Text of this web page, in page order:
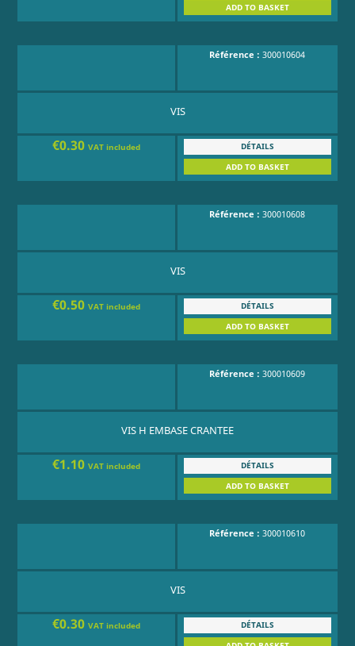
ADD TO BASKET
Référence :300010604
VIS
€0.30VAT included
DÉTAILS
ADD TO BASKET
Référence :300010608
VIS
€0.50VAT included
DÉTAILS
ADD TO BASKET
Référence :300010609
VIS H EMBASE CRANTEE
€1.10VAT included
DÉTAILS
ADD TO BASKET
Référence :300010610
VIS
€0.30VAT included
DÉTAILS